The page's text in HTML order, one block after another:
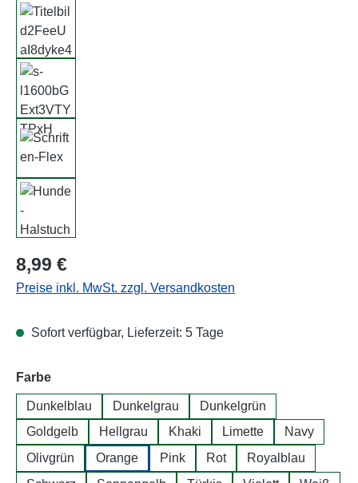
Regulärer Preis:
8,99 €
Preise inkl. MwSt. zzgl. Versandkosten
Sofort verfügbar, Lieferzeit: 5 Tage
Farbeauswählen
Dunkelblau Dunkelgrau
Dunkelgrün
Goldgelb
Hellgrau Khaki Limette
Navy
Olivgrün
Orange Pink Rot
Royalblau